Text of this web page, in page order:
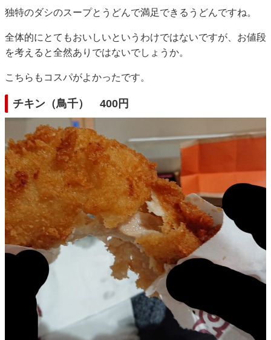
独特のダシのスープとうどんで満足できるうどんですね。
全体的にとてもおいしいというわけではないですが、お値段
を考えると全然ありではないでしょうか。
こちらもコスパがよかったです。
チキン（鳥千） 400円